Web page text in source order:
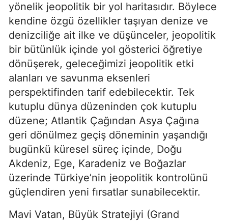
yönelik jeopolitik bir yol haritasıdır. Böylece
kendine özgü özellikler taşıyan denize ve
denizciliğe ait ilke ve düşünceler, jeopolitik
bir bütünlük içinde yol gösterici öğretiye
dönüşerek, geleceğimizi jeopolitik etki
alanları ve savunma eksenleri
perspektifinden tarif edebilecektir. Tek
kutuplu dünya düzeninden çok kutuplu
düzene; Atlantik Çağından Asya Çağına
geri dönülmez geçiş döneminin yaşandığı
bugünkü küresel süreç içinde, Doğu
Akdeniz, Ege, Karadeniz ve Boğazlar
üzerinde Türkiye’nin jeopolitik kontrolünü
güçlendiren yeni fırsatlar sunabilecektir.
Mavi Vatan, Büyük Stratejiyi (Grand